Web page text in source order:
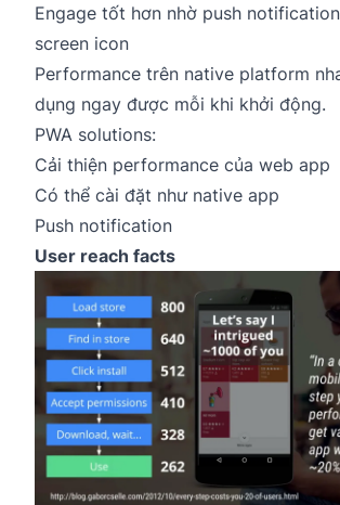
Engage tốt hơn nhờ push
screen icon
Performance trên native platform
dụng ngay được mỗi khi khởi động.
PWA solutions:
Cải thiện performance của web app
Có thể cài đặt như native app
Push notification
User reach facts